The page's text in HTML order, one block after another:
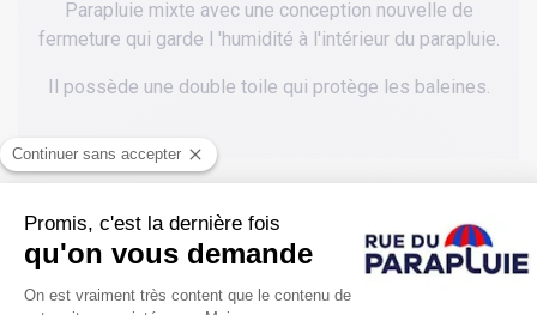
Parapluie mixte avec une conception nouvelle de
fermeture qui garde l 'humidité à l'intérieur du parapluie.
Il possède une double toile qui protège les baleines.